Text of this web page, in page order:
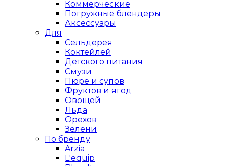
Коммерческие
Погружные блендеры
Аксессуары
Для
Сельдерея
Коктейлей
Детского питания
Смузи
Пюре и супов
Фруктов и ягод
Овощей
Льда
Орехов
Зелени
По бренду
Arzia
L'equip